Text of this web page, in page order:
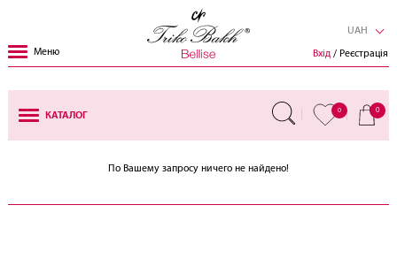
UAH
Меню
КАТАЛОГ
0 0
Вхід / Реєстрація
По Вашему запросу ничего не найдено!